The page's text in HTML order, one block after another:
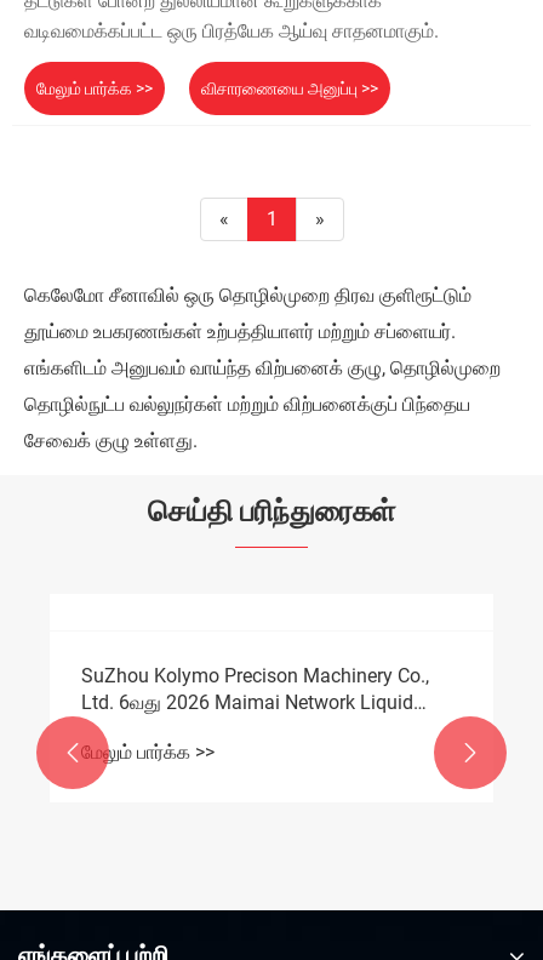
வடிவமைக்கப்பட்ட ஒரு பிரத்யேக ஆய்வு சாதனமாகும்.
மேலும் பார்க்க >> விசாரணையை அனுப்பு >>
« 1 »
கெலேமோ சீனாவில் ஒரு தொழில்முறை திரவ குளிரூட்டும்
தூய்மை உபகரணங்கள் உற்பத்தியாளர் மற்றும் சப்ளையர்.
எங்களிடம் அனுபவம் வாய்ந்த விற்பனைக் குழு, தொழில்முறை
தொழில்நுட்ப வல்லுநர்கள் மற்றும் விற்பனைக்குப் பிந்தைய
சேவைக் குழு உள்ளது.
செய்தி பரிந்துரைகள்